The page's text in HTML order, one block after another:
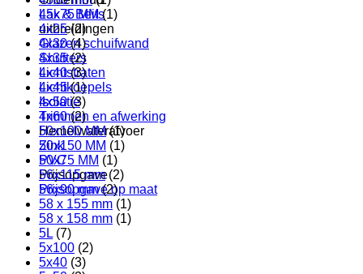
Lak & Beits
uitbreidingen
Glazen schuifwand
Shutters
Lichtstraten
Lichtkoepels
Isolatie
Trimmen en afwerking
Hemelwaterafvoer
Zink
PVC
Prijsopgave
Prijsopgave op maat
45x75 MM (1)
4x25 (2)
4x30 (4)
4x35 (2)
4x40 (3)
4x45 (1)
4x50 (3)
4x60 (2)
50x100 MM (1)
50x150 MM (1)
50x75 MM (1)
56x115 mm (2)
56x90 mm (2)
58 x 155 mm (1)
58 x 158 mm (1)
5L (7)
5x100 (2)
5x40 (3)